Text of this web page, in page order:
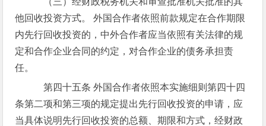
他回收投资方式。 外国合作者依照前款规定在合作期限
内先行回收投资的，中外合作者应当依照有关法律的规
定和合作企业合同的约定，对合作企业的债务承担责
任。
第四十五条 外国合作者依照本实施细则第四十四
条第二项和第三项的规定提出先行回收投资的申请，应
当具体说明先行回收投资的总额、期限和方式，经财政